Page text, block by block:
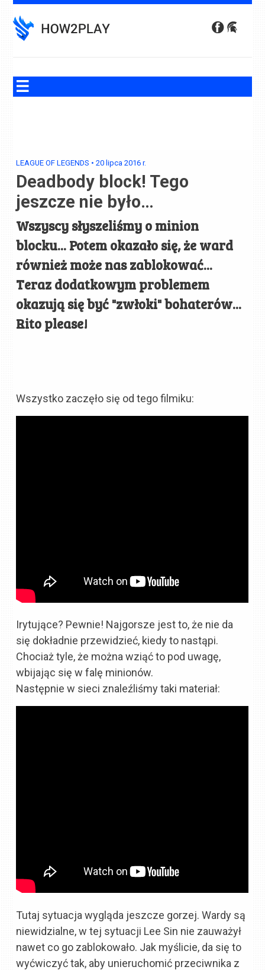
to
content
LEAGUE OF LEGENDS •20 lipca 2016 r.
Deadbody block! Tego
jeszcze nie było…
Wszyscy słyszeliśmy o minion
blocku... Potem okazało się, że ward
również może nas zablokować...
Teraz dodatkowym problemem
okazują się być "zwłoki" bohaterów...
Rito please!
Wszystko zaczęło się od tego filmiku:
Irytujące? Pewnie! Najgorsze jest to, że nie da
się dokładnie przewidzieć, kiedy to nastąpi.
Chociaż tyle, że można wziąć to pod uwagę,
wbijając się w falę minionów.
Następnie w sieci znaleźliśmy taki materiał:
Tutaj sytuacja wygląda jeszcze gorzej. Wardy są
niewidzialne, w tej sytuacji Lee Sin nie zauważył
nawet co go zablokowało. Jak myślicie, da się to
wyćwiczyć tak, aby unieruchomić przeciwnika z